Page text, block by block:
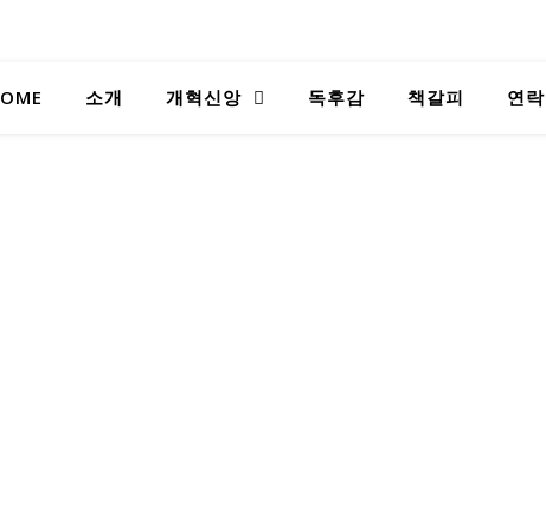
소개 개혁신앙 독후감 책갈피 연락